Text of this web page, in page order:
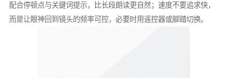
配合停顿点与关键词提示，比长段朗读更自然；速度不要追求快，
而是让眼神回到镜头的频率可控，必要时用遥控器或脚踏切换。